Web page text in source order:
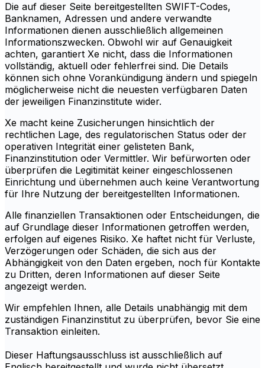
Die auf dieser Seite bereitgestellten SWIFT-Codes,
Banknamen, Adressen und andere verwandte
Informationen dienen ausschließlich allgemeinen
Informationszwecken. Obwohl wir auf Genauigkeit
achten, garantiert Xe nicht, dass die Informationen
vollständig, aktuell oder fehlerfrei sind. Die Details
können sich ohne Vorankündigung ändern und spiegeln
möglicherweise nicht die neuesten verfügbaren Daten
der jeweiligen Finanzinstitute wider.
Xe macht keine Zusicherungen hinsichtlich der
rechtlichen Lage, des regulatorischen Status oder der
operativen Integrität einer gelisteten Bank,
Finanzinstitution oder Vermittler. Wir befürworten oder
überprüfen die Legitimität keiner eingeschlossenen
Einrichtung und übernehmen auch keine Verantwortung
für Ihre Nutzung der bereitgestellten Informationen.
Alle finanziellen Transaktionen oder Entscheidungen, die
auf Grundlage dieser Informationen getroffen werden,
erfolgen auf eigenes Risiko. Xe haftet nicht für Verluste,
Verzögerungen oder Schäden, die sich aus der
Abhängigkeit von den Daten ergeben, noch für Kontakte
zu Dritten, deren Informationen auf dieser Seite
angezeigt werden.
Wir empfehlen Ihnen, alle Details unabhängig mit dem
zuständigen Finanzinstitut zu überprüfen, bevor Sie eine
Transaktion einleiten.
Dieser Haftungsausschluss ist ausschließlich auf